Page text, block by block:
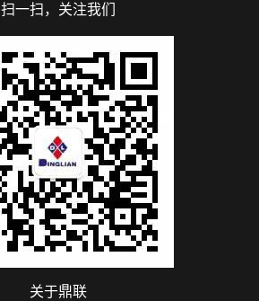
扫一扫，关注我们
关于鼎联